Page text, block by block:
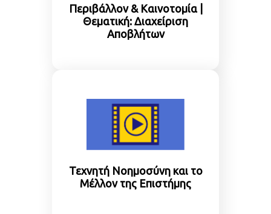
Περιβάλλον & Καινοτομία |
Θεματική: Διαχείριση
Αποβλήτων
Τεχνητή Νοημοσύνη και το
Μέλλον της Επιστήμης